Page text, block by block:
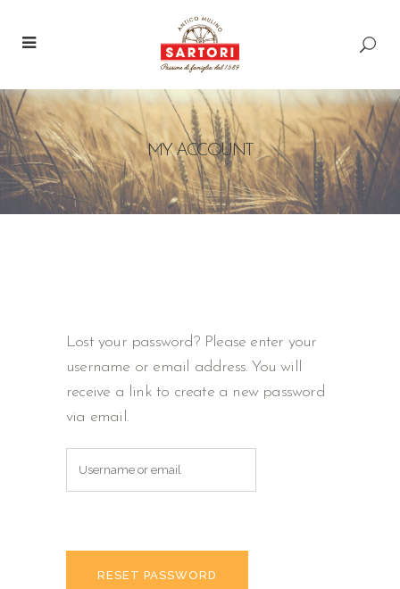
MY ACCOUNT
Lost your password? Please enter your
username or email address. You will
receive a link to create a new password
via email.